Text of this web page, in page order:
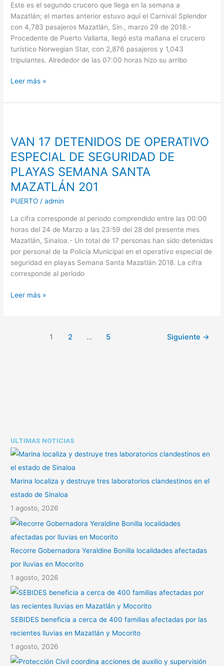
Este es el segundo crucero que llega en la semana a
Mazatlán; el martes anterior estuvo aquí el Carnival Splendor
con 4,783 pasajeros Mazatlán, Sin., marzo 29 de 2018.-
Procedente de Puerto Vallarta, llegó esta mañana el crucero
turístico Norwegian Star, con 2,876 pasajeros y 1,043
tripulantes. Alrededor de las 07:00 horas hizo su arribo
CRUCERO
MAZATLÁN
Leer más »
VAN 17 DETENIDOS DE OPERATIVO
ESPECIAL DE SEGURIDAD DE
PLAYAS SEMANA SANTA
MAZATLÁN 201
PUERTO /admin
La cifra corresponde al periodo comprendido entre las 00:00
horas del 24 de Marzo a las 23:59 del 28 del presente mes
Mazatlán, Sinaloa.- Un total de 17 personas han sido detenidas
por personal de la Policía Municipal en el operativo especial de
seguridad en playas Semana Santa Mazatlán 2018. La cifra
corresponde al periodo
DETENIDOS
DE
OPERATIVO
ESPECIAL
DE
DE
PLAYAS
SEMANA
SANTA
MAZATLÁN
201
Leer más »
1 2 … 5 Siguiente →
ULTIMAS NOTICIAS
Marina localiza y destruye tres laboratorios clandestinos en el
estado de Sinaloa
1 agosto, 2026
Recorre Gobernadora Yeraldine Bonilla localidades afectadas
por lluvias en Mocorito
1 agosto, 2026
SEBIDES beneficia a cerca de 400 familias afectadas por las
recientes lluvias en Mazatlán y Mocorito
1 agosto, 2026